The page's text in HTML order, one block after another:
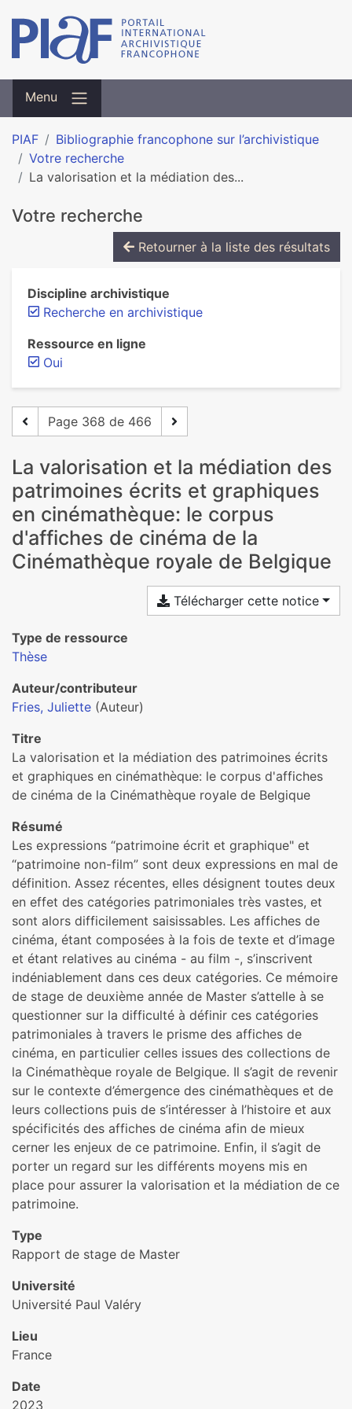
Menu
PIAF
Bibliographie francophone sur l’archivistique
Votre recherche
La valorisation et la médiation des...
Votre recherche
Retourner à la liste des résultats
Discipline archivistique
Recherche en archivistique
Ressource en ligne
Oui
Page 368 de 466
La valorisation et la médiation des
patrimoines écrits et graphiques
en cinémathèque: le corpus
d'affiches de cinéma de la
Cinémathèque royale de Belgique
Télécharger cette notice
Type de ressource
Thèse
Auteur/contributeur
Fries, Juliette (Auteur)
Titre
La valorisation et la médiation des patrimoines écrits
et graphiques en cinémathèque: le corpus d'affiches
de cinéma de la Cinémathèque royale de Belgique
Résumé
Les expressions “patrimoine écrit et graphique" et
“patrimoine non-film” sont deux expressions en mal de
définition. Assez récentes, elles désignent toutes deux
en effet des catégories patrimoniales très vastes, et
sont alors difficilement saisissables. Les affiches de
cinéma, étant composées à la fois de texte et d’image
et étant relatives au cinéma - au film -, s’inscrivent
indéniablement dans ces deux catégories. Ce mémoire
de stage de deuxième année de Master s’attelle à se
questionner sur la difficulté à définir ces catégories
patrimoniales à travers le prisme des affiches de
cinéma, en particulier celles issues des collections de
la Cinémathèque royale de Belgique. Il s’agit de revenir
sur le contexte d’émergence des cinémathèques et de
leurs collections puis de s’intéresser à l’histoire et aux
spécificités des affiches de cinéma afin de mieux
cerner les enjeux de ce patrimoine. Enfin, il s’agit de
porter un regard sur les différents moyens mis en
place pour assurer la valorisation et la médiation de ce
patrimoine.
Type
Rapport de stage de Master
Université
Université Paul Valéry
Lieu
France
Date
2023